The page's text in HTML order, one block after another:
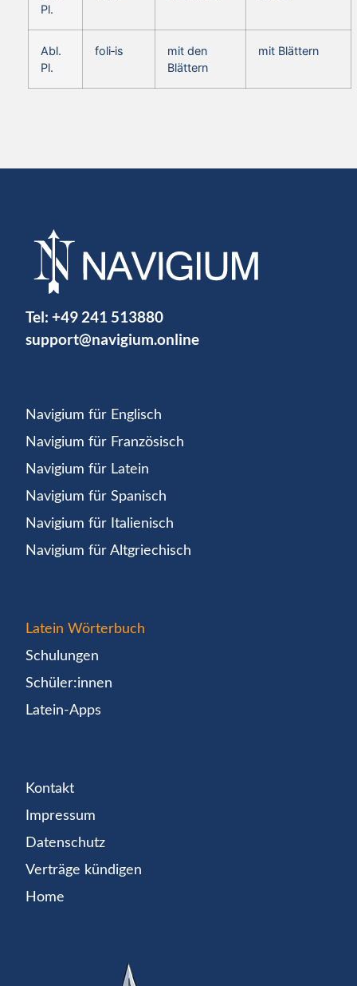
Pl.
Abl.
Pl.
foli‑is
mit den
Blättern
mit Blättern
Tel: +49 241 513880
support@navigium.online
Navigium für Englisch
Navigium für Französisch
Navigium für Latein
Navigium für Spanisch
Navigium für Italienisch
Navigium für Altgriechisch
Latein Wörterbuch
Schulungen
Schüler:innen
Latein-Apps
Kontakt
Impressum
Datenschutz
Verträge kündigen
Home